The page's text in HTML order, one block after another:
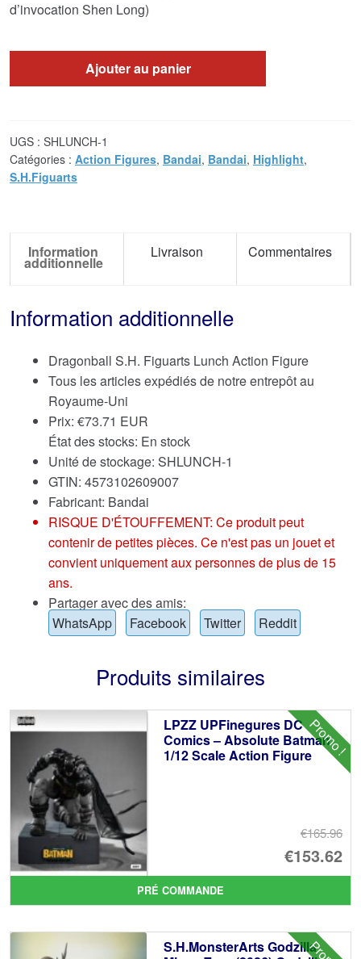
d’invocation Shen Long)
Ajouter au panier
UGS : SHLUNCH-1
Catégories : Action Figures, Bandai, Bandai, Highlight,
S.H.Figuarts
Information
additionnelle
Livraison Commentaires
Information additionnelle
Dragonball S.H. Figuarts Lunch Action Figure
Tous les articles expédiés de notre entrepôt au
Royaume-Uni
Prix: €73.71 EUR
État des stocks: En stock
Unité de stockage: SHLUNCH-1
GTIN: 4573102609007
Fabricant: Bandai
RISQUE D'ÉTOUFFEMENT: Ce produit peut
contenir de petites pièces. Ce n'est pas un jouet et
convient uniquement aux personnes de plus de 15
ans.
Partager avec des amis:
WhatsApp
Facebook Twitter Reddit
Produits similaires
Promo !
LPZZ UPFinegures DC
Comics – Absolute Batman
1/12 Scale Action Figure
€165.96
Le
€153.62
Le
PRÉ COMMANDE
S.H.MonsterArts Godzilla